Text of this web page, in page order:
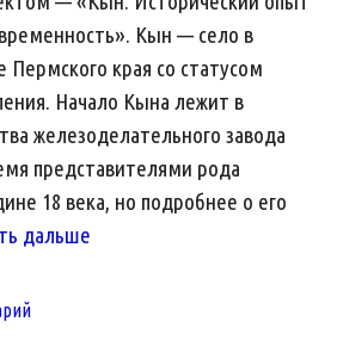
Кын — село в
края со статусом
Начало Кына лежит в
железоделательного завода
представителями рода
18 века, но подробнее о его
дальше